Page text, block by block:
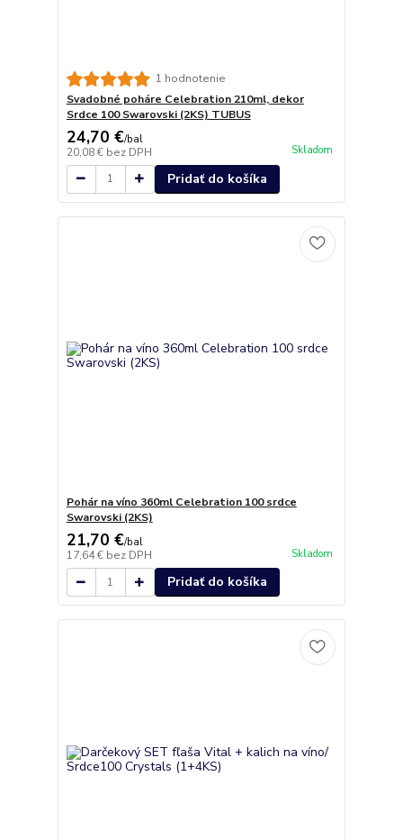
1 hodnotenie
Svadobné poháre Celebration 210ml, dekor
Srdce 100 Swarovski (2KS) TUBUS
24,70 €/bal
20,08 € bez DPH Skladom
Pridať do košíka
Pohár na víno 360ml Celebration 100 srdce
Swarovski (2KS)
21,70 €/bal
17,64 € bez DPH Skladom
Pridať do košíka